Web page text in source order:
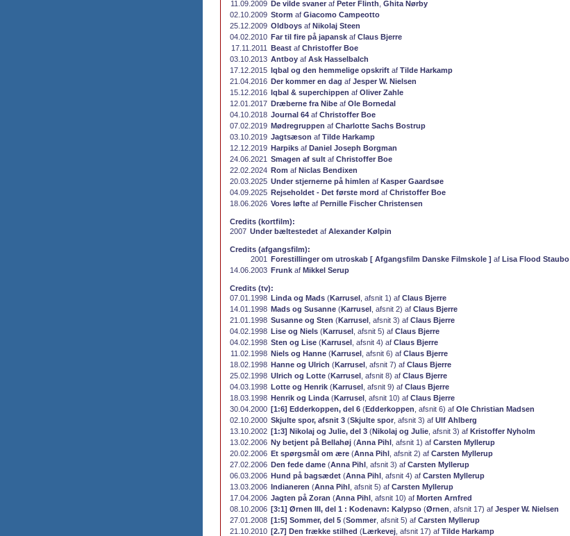
11.09.2009 De vilde svaner af Peter Flinth Ghita Nørby
02.10.2009 Storm af Giacomo Campeotto
25.12.2009 Oldboys af Nikolaj Steen
04.02.2010 Far til fire på japansk af Claus Bjerre
17.11.2011 Beast af Christoffer Boe
03.10.2013 Antboy af Ask Hasselbalch
17.12.2015 Iqbal og den hemmelige opskrift af Tilde Harkamp
21.04.2016 Der kommer en dag af Jesper W. Nielsen
15.12.2016 Iqbal & superchippen af Oliver Zahle
12.01.2017 Dræberne fra Nibe af Ole Bornedal
04.10.2018 Journal 64 af Christoffer Boe
07.02.2019 Mødregruppen af Charlotte Sachs Bostrup
03.10.2019 Jagtsæson af Tilde Harkamp
12.12.2019 Harpiks af Daniel Joseph Borgman
24.06.2021 Smagen af sult af Christoffer Boe
22.02.2024 Rom af Niclas Bendixen
20.03.2025 Under stjernerne på himlen af Kasper Gaardsøe
04.09.2025 Rejseholdet - Det første mord af Christoffer Boe
18.06.2026 Vores løfte af Pernille Fischer Christensen
Credits (kortfilm):
2007 Under bæltestedet af Alexander Kølpin
Credits (afgangsfilm):
2001 Forestillinger om utroskab [ Afgangsfilm Danske Filmskole ] af Lisa Flood Staubo
14.06.2003 Frunk af Mikkel Serup
Credits (tv):
07.01.1998 Linda og Mads (Karrusel , afsnit 1) af Claus Bjerre
14.01.1998 Mads og Susanne (Karrusel , afsnit 2) af Claus Bjerre
21.01.1998 Susanne og Sten (Karrusel , afsnit 3) af Claus Bjerre
04.02.1998 Lise og Niels (Karrusel , afsnit 5) af Claus Bjerre
04.02.1998 Sten og Lise (Karrusel , afsnit 4) af Claus Bjerre
11.02.1998 Niels og Hanne (Karrusel , afsnit 6) af Claus Bjerre
18.02.1998 Hanne og Ulrich (Karrusel , afsnit 7) af Claus Bjerre
25.02.1998 Ulrich og Lotte (Karrusel , afsnit 8) af Claus Bjerre
04.03.1998 Lotte og Henrik (Karrusel , afsnit 9) af Claus Bjerre
18.03.1998 Henrik og Linda (Karrusel , afsnit 10) af Claus Bjerre
30.04.2000 [1:6] Edderkoppen, del 6 (Edderkoppen , afsnit 6) af Ole Christian Madsen
02.10.2000 Skjulte spor, afsnit 3 (Skjulte spor , afsnit 3) af Ulf Ahlberg
13.10.2002 [1:3] Nikolaj og Julie, del 3 (Nikolaj og Julie , afsnit 3) af Kristoffer Nyholm
13.02.2006 Ny betjent på Bellahøj (Anna Pihl , afsnit 1) af Carsten Myllerup
20.02.2006 Et spørgsmål om ære (Anna Pihl , afsnit 2) af Carsten Myllerup
27.02.2006 Den fede dame (Anna Pihl , afsnit 3) af Carsten Myllerup
06.03.2006 Hund på bagsædet (Anna Pihl , afsnit 4) af Carsten Myllerup
13.03.2006 Indianeren (Anna Pihl , afsnit 5) af Carsten Myllerup
17.04.2006 Jagten på Zoran (Anna Pihl , afsnit 10) af Morten Arnfred
08.10.2006 [3:1] Ørnen III, del 1 : Kodenavn: Kalypso (Ørnen , afsnit 17) af Jesper W. Nielsen
27.01.2008 [1:5] Sommer, del 5 (Sommer , afsnit 5) af Carsten Myllerup
21.10.2010 [2.7] Den frække stilhed (Lærkevej , afsnit 17) af Tilde Harkamp